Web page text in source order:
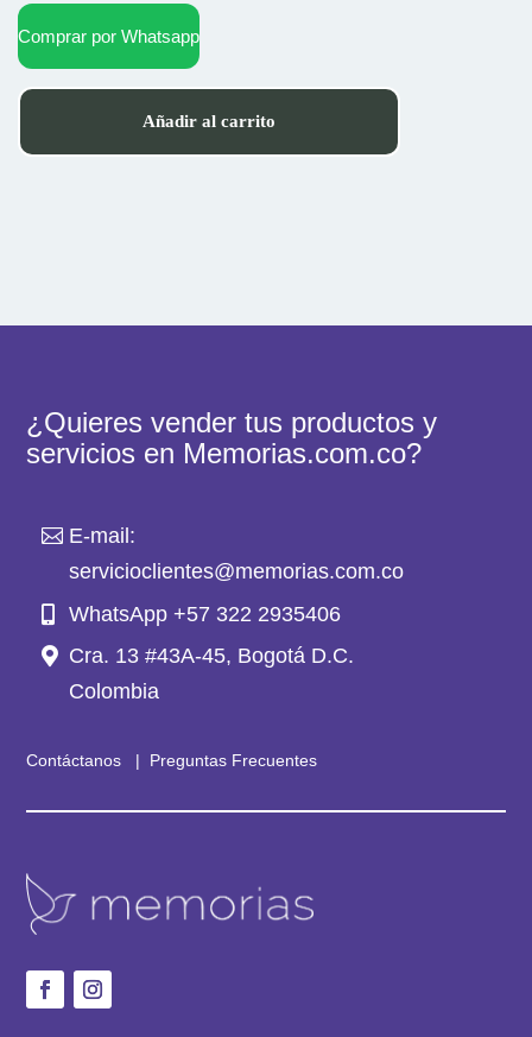
Comprar por Whatsapp
Añadir al carrito
¿Quieres vender tus productos y
servicios en Memorias.com.co?
E-mail:
servicioclientes@memorias.com.co
WhatsApp +57 322 2935406
Cra. 13 #43A-45, Bogotá D.C.
Colombia
Contáctanos | Preguntas Frecuentes